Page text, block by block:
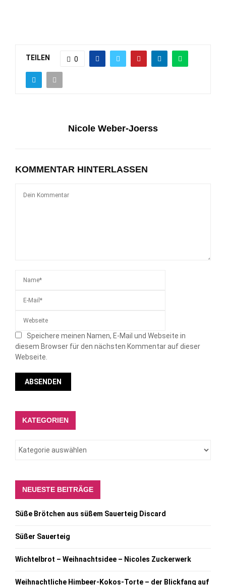
TEILEN 0
Nicole Weber-Joerss
KOMMENTAR HINTERLASSEN
Speichere meinen Namen, E-Mail und Webseite in
diesem Browser für den nächsten Kommentar auf dieser
Webseite.
KATEGORIEN
NEUESTE BEITRÄGE
Süße Brötchen aus süßem Sauerteig Discard
Süßer Sauerteig
Wichtelbrot – Weihnachtsidee – Nicoles Zuckerwerk
Weihnachtliche Himbeer-Kokos-Torte – der Blickfang auf